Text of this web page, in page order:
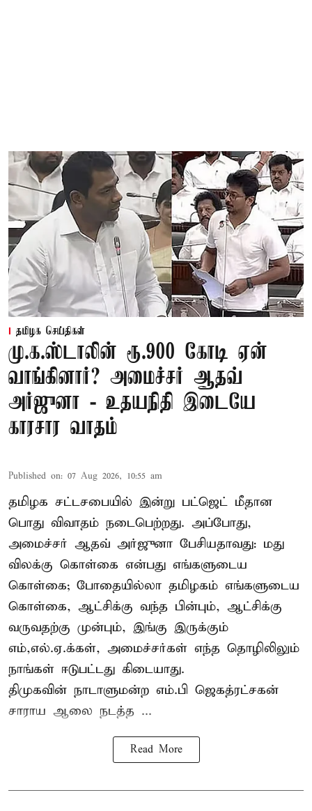
தமிழக செய்திகள்
மு.க.ஸ்டாலின் ரூ.900 கோடி ஏன்
வாங்கினார்? அமைச்சர் ஆதவ்
அர்ஜுனா - உதயநிதி இடையே
காரசார வாதம்
Published on: 07 Aug 2026, 10:55 am
தமிழக சட்டசபையில் இன்று பட்ஜெட் மீதான
பொது விவாதம் நடைபெற்றது. அப்போது,
அமைச்சர் ஆதவ் அர்ஜுனா பேசியதாவது: மது
விலக்கு கொள்கை என்பது எங்களுடைய
கொள்கை; போதையில்லா தமிழகம் எங்களுடைய
கொள்கை, ஆட்சிக்கு வந்த பின்பும், ஆட்சிக்கு
வருவதற்கு முன்பும், இங்கு இருக்கும்
எம்,எல்.ஏ.க்கள், அமைச்சர்கள் எந்த தொழிலிலும்
நாங்கள் ஈடுபட்டது கிடையாது.
திமுகவின் நாடாளுமன்ற எம்.பி ஜெகத்ரட்சகன்
சாராய ஆலை நடத்த ...
Read More